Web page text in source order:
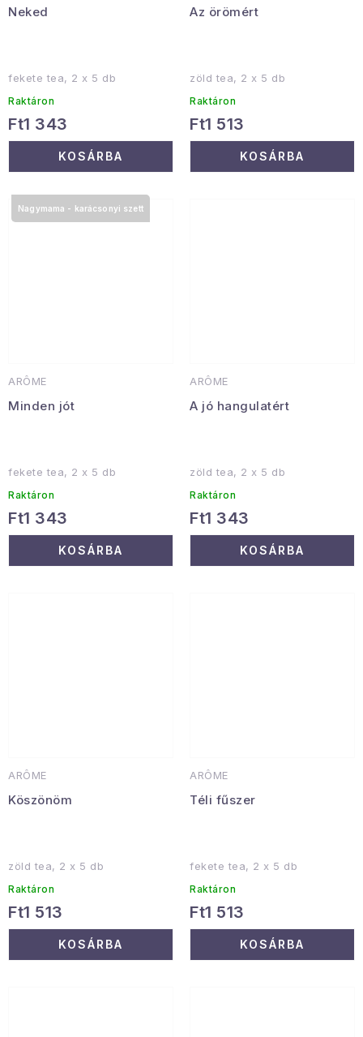
Neked
fekete tea, 2 x 5 db
Raktáron
Ft1 343
KOSÁRBA
Az örömért
zöld tea, 2 x 5 db
Raktáron
Ft1 513
KOSÁRBA
ARÔME
Minden jót
Nagymama - karácsonyi szett
fekete tea, 2 x 5 db
Raktáron
Ft1 343
KOSÁRBA
ARÔME
A jó hangulatért
zöld tea, 2 x 5 db
Raktáron
Ft1 343
KOSÁRBA
ARÔME
Köszönöm
zöld tea, 2 x 5 db
Raktáron
Ft1 513
KOSÁRBA
ARÔME
Téli fűszer
fekete tea, 2 x 5 db
Raktáron
Ft1 513
KOSÁRBA